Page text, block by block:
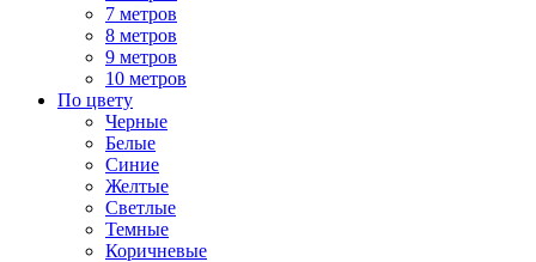
7 метров
8 метров
9 метров
10 метров
По цвету
Черные
Белые
Синие
Желтые
Светлые
Темные
Коричневые